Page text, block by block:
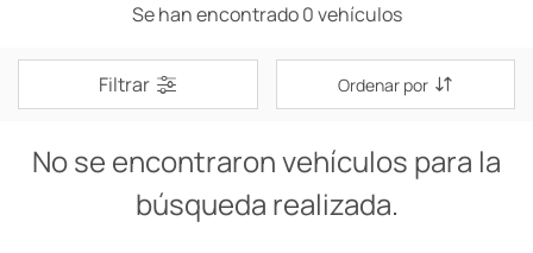
Se han encontrado 0 vehículos
Filtrar Ordenar por
No se encontraron vehículos para la
búsqueda realizada.